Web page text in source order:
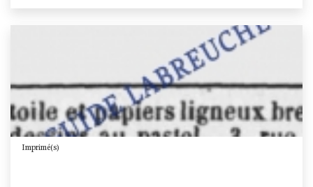
Imprimé(s)